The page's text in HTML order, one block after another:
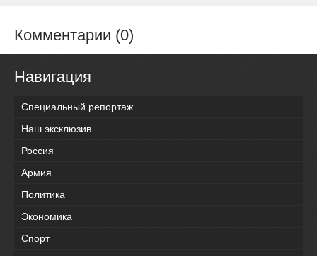
Комментарии (0)
Навигация
Специальный репортаж
Наш эксклюзив
Россия
Армия
Политика
Экономика
Спорт